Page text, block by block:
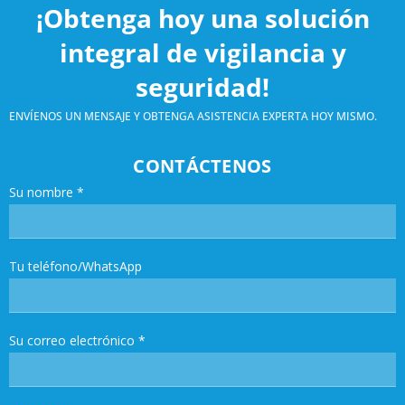
¡Obtenga hoy una solución
integral de vigilancia y
seguridad!
ENVÍENOS UN MENSAJE Y OBTENGA ASISTENCIA EXPERTA HOY MISMO.
CONTÁCTENOS
Su nombre *
Tu teléfono/WhatsApp
Su correo electrónico *